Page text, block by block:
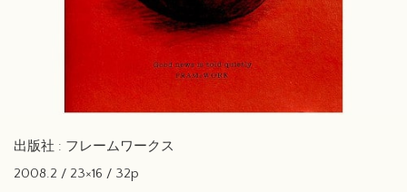
出版社 : フレームワークス
2008.2 / 23×16 / 32p